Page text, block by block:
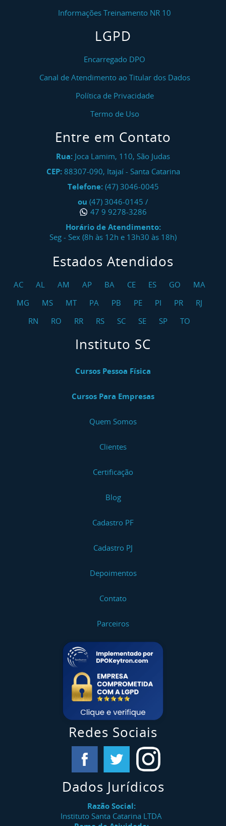
Informações Treinamento NR 10
LGPD
Encarregado DPO
Canal de Atendimento ao Titular dos Dados
Política de Privacidade
Termo de Uso
Entre em Contato
Rua: Joca Lamim, 110, São Judas
CEP: 88307-090, Itajaí- Santa Catarina
Telefone: (47) 3046-0045
ou (47) 3046-0145 /
47 9 9278-3286
Horário de Atendimento:
Seg - Sex (8h às 12h e 13h30 às 18h)
Estados Atendidos
AC AL AM AP BA CE ES GO
MA
MG
MS MT PA PB PE PI PR
RJ
RN
RO RR RS SC SE SP TO
Instituto SC
Cursos Pessoa Física
Cursos Para Empresas
Quem Somos
Clientes
Certificação
Blog
Cadastro PF
Cadastro PJ
Depoimentos
Contato
Parceiros
Redes Sociais
Dados Jurídicos
Razão Social:
Instituto Santa Catarina LTDA